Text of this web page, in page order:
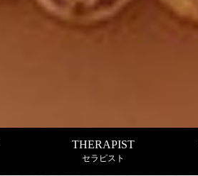
THERAPIST
セラピスト